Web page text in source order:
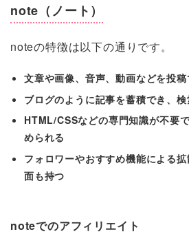
note（ノート）
noteの特徴は以下の通りです。
文章や画像、音声、動画などを投稿
ブログのように記事を蓄積でき、
HTML/CSSなどの専門知識が不要
められる
フォロワーやおすすめ機能による
面も持つ
noteでのアフィリエイト